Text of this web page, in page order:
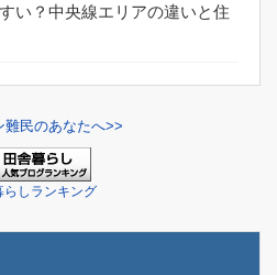
い？中央線エリアの違いと住
難民のあなたへ>>
らしランキング